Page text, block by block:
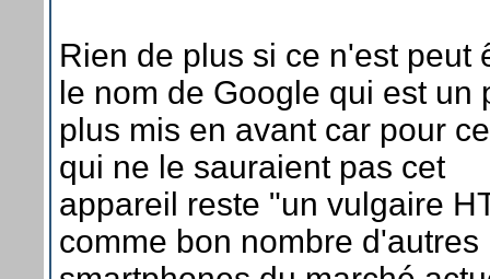
Rien de plus si ce n'est peut
le nom de Google qui est un
plus mis en avant car pour
qui ne le sauraient pas cet
appareil reste "un vulgaire
comme bon nombre d'autres